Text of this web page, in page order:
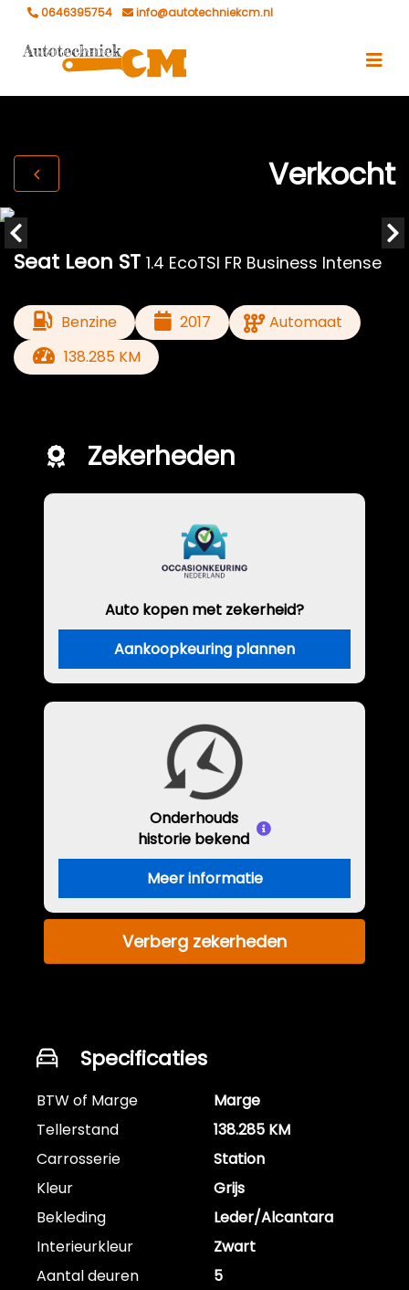
0646395754 info@autotechniekcm.nl
Verkocht
Seat Leon ST 1.4 EcoTSI FR Business Intense
Benzine 2017
Automaat
138.285 KM
Zekerheden
Auto kopen met zekerheid?
Aankoopkeuring plannen
Onderhouds
historie bekend
Meer informatie
Verberg zekerheden
Specificaties
BTW of Marge
Marge
Tellerstand
138.285 KM
Carrosserie
Station
Kleur
Grijs
Bekleding
Leder/Alcantara
Interieurkleur
Zwart
Aantal deuren
5